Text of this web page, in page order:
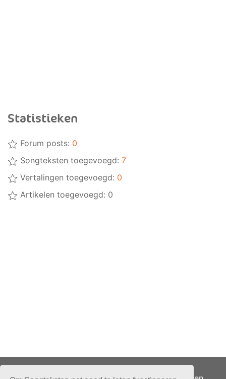
Statistieken
Forum posts: 0
Songteksten toegevoegd: 7
Vertalingen toegevoegd: 0
Artikelen toegevoegd: 0